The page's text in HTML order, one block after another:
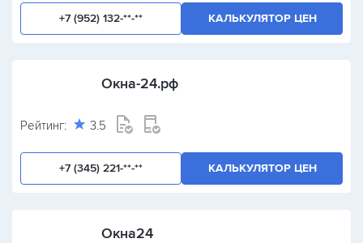
+7 (952) 132-**-** КАЛЬКУЛЯТОР ЦЕН
Окна-24.рф
Рейтинг: 3.5
+7 (345) 221-**-** КАЛЬКУЛЯТОР ЦЕН
Окна24